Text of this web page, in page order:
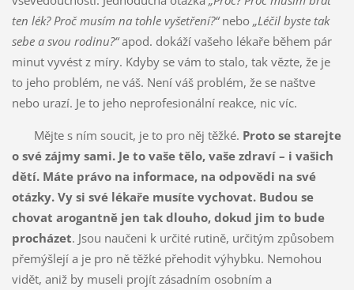
ten lék? Proč musím na tohle vyšetření?“nebo „Léčil byste tak
sebe a svou rodinu?“apod. dokáží vašeho lékaře během pár
minut vyvést z míry. Kdyby se vám to stalo, tak vězte, že je
to jeho problém, ne váš. Není váš problém, že se naštve
nebo urazí. Je to jeho neprofesionální reakce, nic víc.
Mějte s ním soucit, je to pro něj těžké. Proto se starejte
o své zájmy sami. Je to vaše tělo, vaše zdraví – i vašich
dětí. Máte právo na informace, na odpovědi na své
otázky. Vy si své lékaře musíte vychovat. Budou se
chovat arogantně jen tak dlouho, dokud jim to bude
procházet. Jsou naučeni k určité rutině, určitým způsobem
přemýšlejí a je pro ně těžké přehodit výhybku. Nemohou
vidět, aniž by museli projít zásadním osobním a